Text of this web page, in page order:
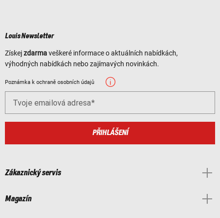
Louis Newsletter
Získejzdarmaveškeré informace o aktuálních nabídkách,
výhodných nabídkách nebo zajímavých novinkách.
Poznámka k ochraně osobních údajů
Tvoje emailová adresa
PŘIHLÁŠENÍ
Zákaznický servis
Magazín